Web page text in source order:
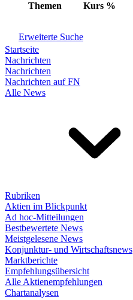
Themen Kurs %
Erweiterte Suche
Startseite
Nachrichten
Nachrichten
Nachrichten auf FN
Alle News
Rubriken
Aktien im Blickpunkt
Ad hoc-Mitteilungen
Bestbewertete News
Meistgelesene News
Konjunktur- und Wirtschaftsnews
Marktberichte
Empfehlungsübersicht
Alle Aktienempfehlungen
Chartanalysen